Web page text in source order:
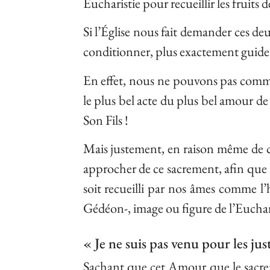
Si l’Église nous fait demander ces
conditionner, plus exactement
En effet, nous ne pouvons pas
le plus bel acte du plus bel amour
Son Fils !
Mais justement, en raison même
approcher de ce sacrement, afin
soit recueilli par nos âmes comme
Gédéon-, image ou figure de
« Je ne suis pas venu pour les
Sachant que cet Amour que le